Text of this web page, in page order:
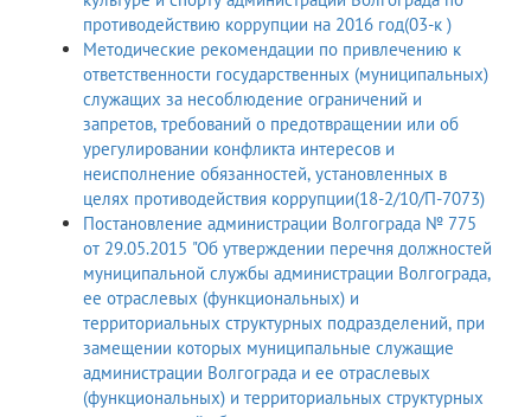
противодействию коррупции на 2016 год(03-к )
Методические рекомендации по привлечению к
ответственности государственных (муниципальных)
служащих за несоблюдение ограничений и
запретов, требований о предотвращении или об
урегулировании конфликта интересов и
неисполнение обязанностей, установленных в
целях противодействия коррупции(18-2/10/П-7073)
Постановление администрации Волгограда № 775
от 29.05.2015 "Об утверждении перечня должностей
муниципальной службы администрации Волгограда,
ее отраслевых (функциональных) и
территориальных структурных подразделений, при
замещении которых муниципальные служащие
администрации Волгограда и ее отраслевых
(функциональных) и территориальных структурных